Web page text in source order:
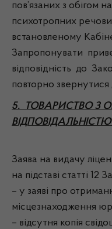
пов’язаних з обігом
психотропних
встановленому
Запропонувати
відповідність до
повторно звернутися
5. ТОВАРИСТВО З
Заява на видачу
на підставі статті 12
– у заяві про
місцезнаходження
– відсутня копія